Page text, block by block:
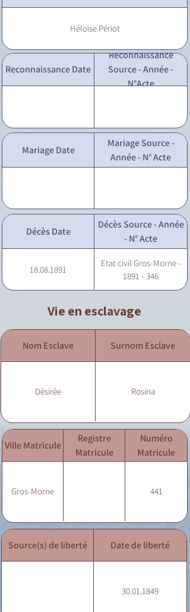
Héloïse Périot
Reconnaissance Date
Reconnaissance
Source - Année -
N°Acte
Mariage Date
Mariage Source -
Année - N° Acte
Décès Date
Décès Source - Année
- N° Acte
18.08.1891
Etat civil Gros-Morne -
1891 - 346
Vie en esclavage
Nom Esclave Surnom Esclave
Désirée Rosina
Ville Matricule
Registre
Matricule
Numéro
Matricule
Gros-Morne 441
Source(s) de liberté Date de liberté
30.01.1849